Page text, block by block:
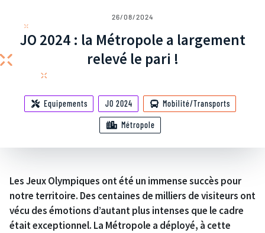
26/08/2024
JO 2024 : la Métropole a largement
relevé le pari !
Equipements JO 2024 Mobilité/Transports
Métropole
Les Jeux Olympiques ont été un immense succès pour
notre territoire. Des centaines de milliers de visiteurs ont
vécu des émotions d’autant plus intenses que le cadre
était exceptionnel. La Métropole a déployé, à cette